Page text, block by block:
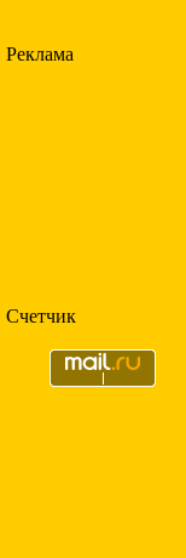
Реклама
Счетчик